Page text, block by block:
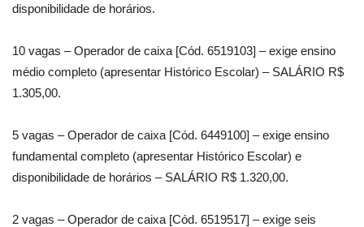
disponibilidade de horários.
10 vagas – Operador de caixa [Cód. 6519103] – exige ensino
médio completo (apresentar Histórico Escolar) – SALÁRIO R$
1.305,00.
5 vagas – Operador de caixa [Cód. 6449100] – exige ensino
fundamental completo (apresentar Histórico Escolar) e
disponibilidade de horários – SALÁRIO R$ 1.320,00.
2 vagas – Operador de caixa [Cód. 6519517] – exige seis